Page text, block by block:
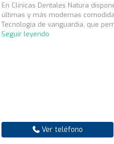
En Clínicas Dentales Natura
últimas y más modernas
Tecnología de vanguardia, que
Seguir leyendo
Ver teléfono